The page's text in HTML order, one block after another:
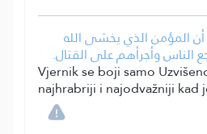
المؤمن الذي يخشى الله
الناس وأجرأهم على القتال.
Vjernik se boji samo
najhrabriji i najodvažniji kad